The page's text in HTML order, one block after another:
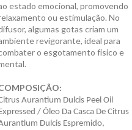
estado emocional, promovendo
ou estimulação. No
algumas gotas criam um
revigorante, ideal para
o esgotamento físico e
Aurantium Dulcis Peel Oil
/ Óleo Da Casca De Citrus
Dulcis Espremido,